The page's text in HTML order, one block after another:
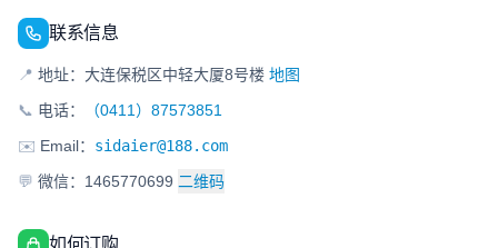
联系信息
📍 地址：大连保税区中轻大厦8号楼 地图
📞 电话：
（0411）87573851
✉️ Email： sidaier@188.com
💬 微信：1465770699 二维码
如何订购